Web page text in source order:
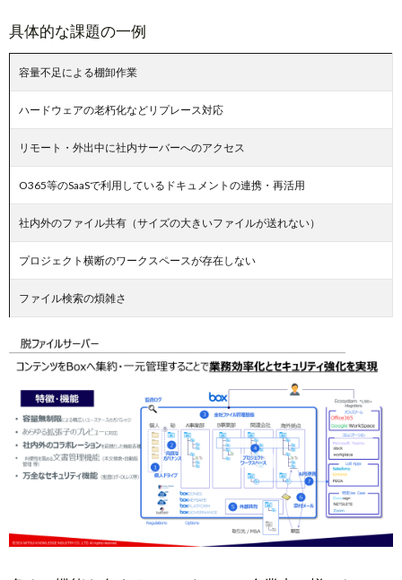
具体的な課題の一例
容量不足による棚卸作業
ハードウェアの老朽化などリプレース対応
リモート・外出中に社内サーバーへのアクセス
O365等のSaaSで利用しているドキュメントの連携・再活用
社内外のファイル共有（サイズの大きいファイルが送れない）
プロジェクト横断のワークスペースが存在しない
ファイル検索の煩雑さ